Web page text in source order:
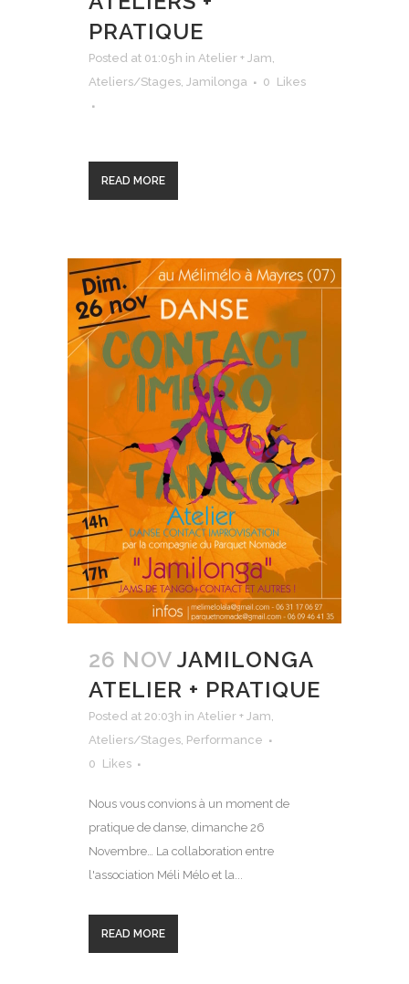
PRATIQUE
Posted at 01:05h in Atelier + Jam
Ateliers/Stages Jamilonga 0 Likes
READ MORE
26 NOV JAMILONGA
ATELIER + PRATIQUE
Posted at 20:03h in Atelier + Jam
Ateliers/Stages Performance
0 Likes
Nous vous convions à un moment de
pratique de danse, dimanche 26
Novembre… La collaboration entre
l'association Méli Mélo et la...
READ MORE